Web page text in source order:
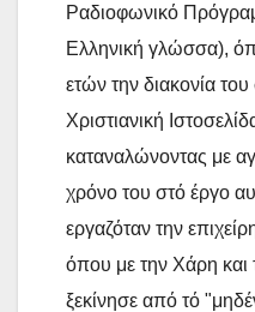
Ραδιοφωνικό
Ελληνική γλώσσα),
ετών την διακονία
Χριστιανική
καταναλώνοντας με
χρόνο του στό έργο
εργαζόταν την
όπου με την Χάρη και
ξεκίνησε από τό